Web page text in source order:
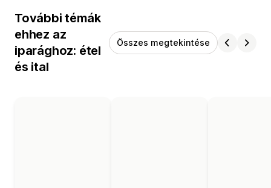
További témák
ehhez az
iparághoz: étel
és ital
Összes megtekintése